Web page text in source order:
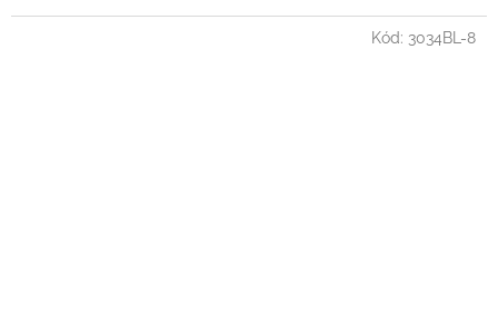
Kód: 3034BL-8